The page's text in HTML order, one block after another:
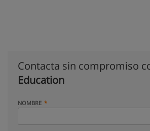
Contacta sin compromiso
Education
NOMBRE